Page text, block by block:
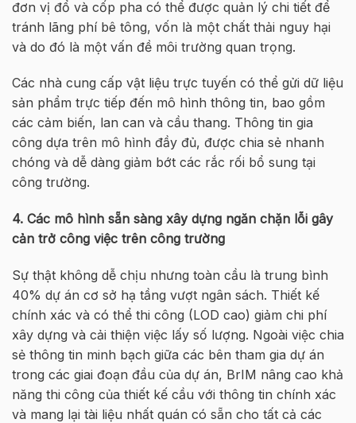
đơn vị đổ và cốp pha có thể được quản lý chi tiết để
tránh lãng phí bê tông, vốn là một chất thải nguy hại
và do đó là một vấn đề môi trường quan trọng.
Các nhà cung cấp vật liệu trực tuyến có thể gửi dữ liệu
sản phẩm trực tiếp đến mô hình thông tin, bao gồm
các cảm biến, lan can và cầu thang. Thông tin gia
công dựa trên mô hình đầy đủ, được chia sẻ nhanh
chóng và dễ dàng giảm bớt các rắc rối bổ sung tại
công trường.
4. Các mô hình sẵn sàng xây dựng ngăn chặn lỗi gây
cản trở công việc trên công trường
Sự thật không dễ chịu nhưng toàn cầu là trung bình
40% dự án cơ sở hạ tầng vượt ngân sách. Thiết kế
chính xác và có thể thi công (LOD cao) giảm chi phí
xây dựng và cải thiện việc lấy số lượng. Ngoài việc chia
sẻ thông tin minh bạch giữa các bên tham gia dự án
trong các giai đoạn đầu của dự án, BrIM nâng cao khả
năng thi công của thiết kế cầu với thông tin chính xác
và mang lại tài liệu nhất quán có sẵn cho tất cả các